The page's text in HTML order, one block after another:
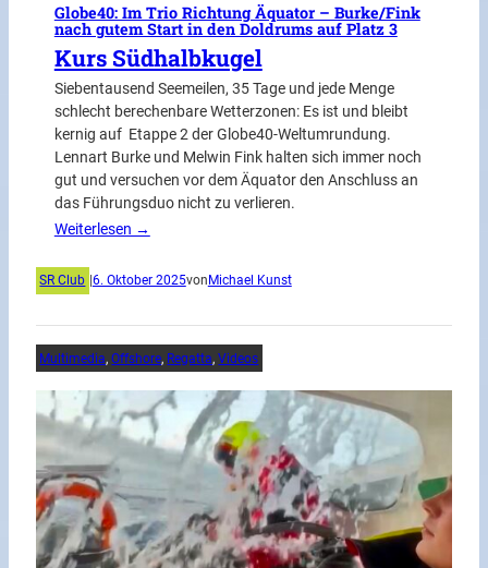
Globe40: Im Trio Richtung Äquator – Burke/Fink
nach gutem Start in den Doldrums auf Platz 3
Kurs Südhalbkugel
Siebentausend Seemeilen, 35 Tage und jede Menge
schlecht berechenbare Wetterzonen: Es ist und bleibt
kernig auf Etappe 2 der Globe40-Weltumrundung.
Lennart Burke und Melwin Fink halten sich immer noch
gut und versuchen vor dem Äquator den Anschluss an
das Führungsduo nicht zu verlieren.
Weiterlesen →
SR Club 6. Oktober 2025von Michael Kunst
Multimedia, Offshore, Regatta, Videos